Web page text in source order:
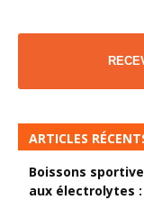
ARTICLES
Boissons
aux électrolytes